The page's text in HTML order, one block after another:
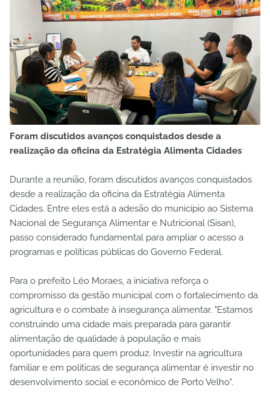
Foram discutidos avanços conquistados desde a
realização da oficina da Estratégia Alimenta Cidades
Durante a reunião, foram discutidos avanços conquistados
desde a realização da oficina da Estratégia Alimenta
Cidades. Entre eles está a adesão do município ao Sistema
Nacional de Segurança Alimentar e Nutricional (Sisan),
passo considerado fundamental para ampliar o acesso a
programas e políticas públicas do Governo Federal.
Para o prefeito Léo Moraes, a iniciativa reforça o
compromisso da gestão municipal com o fortalecimento da
agricultura e o combate à insegurança alimentar. "Estamos
construindo uma cidade mais preparada para garantir
alimentação de qualidade à população e mais
oportunidades para quem produz. Investir na agricultura
familiar e em políticas de segurança alimentar é investir no
desenvolvimento social e econômico de Porto Velho".